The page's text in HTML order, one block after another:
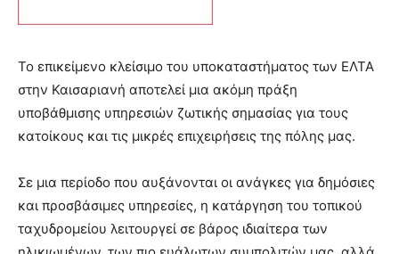
lyons
you
the
of
pain.
hd
Το επικείμενο κλείσιμο του υποκαταστήματος των ΕΛΤΑ
στην Καισαριανή αποτελεί μια ακόμη πράξη
υποβάθμισης υπηρεσιών ζωτικής σημασίας για τους
κατοίκους και τις μικρές επιχειρήσεις της πόλης μας.
Σε μια περίοδο που αυξάνονται οι ανάγκες για δημόσιες
και προσβάσιμες υπηρεσίες, η κατάργηση του τοπικού
ταχυδρομείου λειτουργεί σε βάρος ιδιαίτερα των